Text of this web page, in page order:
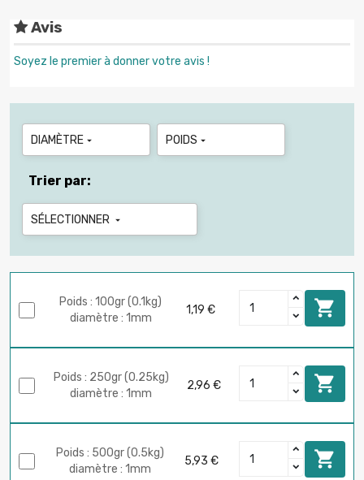
Avis
Soyez le premier à donner votre avis !
DIAMÈTRE  POIDS 
Trier par:
SÉLECTIONNER 
Poids : 100gr (0.1kg)
diamètre : 1mm
1,19 € 
Poids : 250gr (0.25kg)
diamètre : 1mm
2,96 € 
Poids : 500gr (0.5kg)
diamètre : 1mm
5,93 € 